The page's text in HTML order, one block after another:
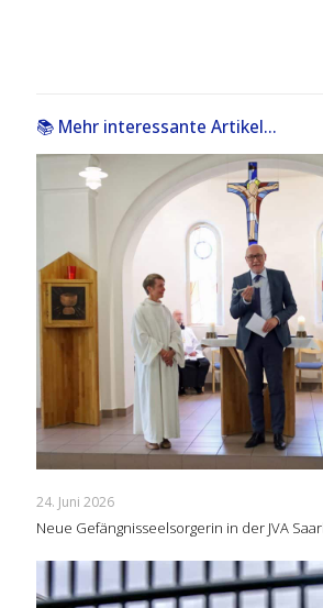
📚 Mehr interessante Artikel...
24. Juni 2026
Neue Gefängnisseelsorgerin in der JVA